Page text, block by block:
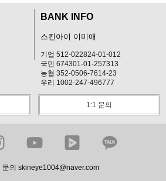
BANK INFO
스킨아이 이미애
기업 512-022824-01-012
국민 674301-01-257313
농협 352-0506-7614-23
우리 1002-247-496777
1:1 문의
문의 skineye1004@naver.com